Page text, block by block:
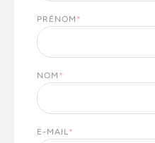
PRÉNOM *
NOM *
E-MAIL *